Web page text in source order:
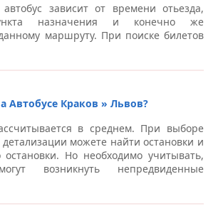
зависит от времени отьезда,
назначения и конечно же
маршруту. При поиске билетов
Автобусе Краков » Львов?
в среднем. При выборе
детализации можете найти остановки и
Но необходимо учитывать,
возникнуть непредвиденные